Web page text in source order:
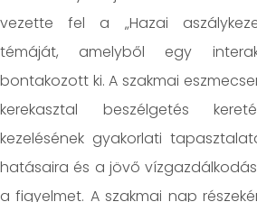
vezette fel a „Hazai
témáját, amelyből egy
bontakozott ki. A szakmai
kerekasztal beszélgetés
kezelésének gyakorlati
hatásaira és a jövő
a figyelmet. A szakmai nap